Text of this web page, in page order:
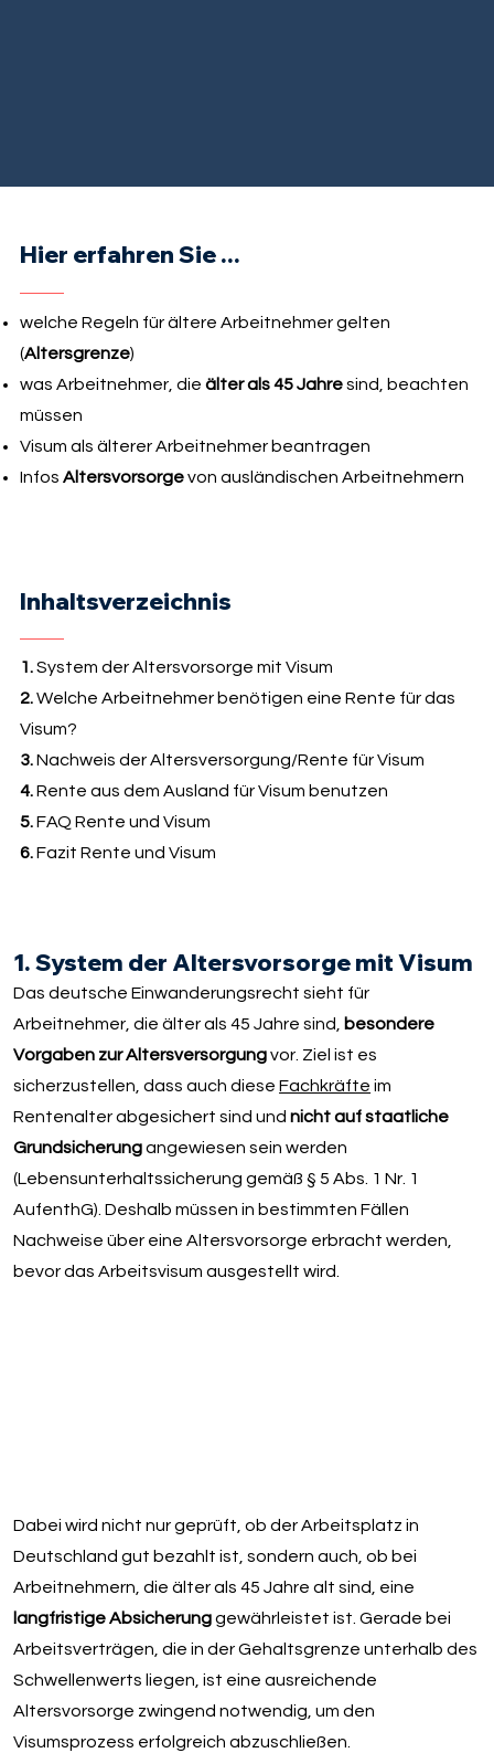
Hier erfahren Sie ...
welche Regeln für ältere Arbeitnehmer gelten
(Altersgrenze)
was Arbeitnehmer, die älter als 45 Jahresind, beachten
müssen
Visum als älterer Arbeitnehmer beantragen
Infos Altersvorsorgevon ausländischen Arbeitnehmern
Inhaltsverzeichnis
1.System der Altersvorsorge mit Visum
2.Welche Arbeitnehmer benötigen eine Rente für das
Visum?
3.Nachweis der Altersversorgung/Rente für Visum
4.Rente aus dem Ausland für Visum benutzen
5.FAQ Rente und Visum
6.Fazit Rente und Visum
1. System der Altersvorsorge mit Visum
Das deutsche Einwanderungsrecht sieht für
Arbeitnehmer, die älter als 45 Jahre sind,
besondere
Vorgaben zur Altersversorgungvor. Ziel ist es
sicherzustellen, dass auch dieseFachkräfte im
Rentenalter abgesichert sind undnicht auf staatliche
Grundsicherungangewiesen sein werden
(Lebensunterhaltssicherung gemäß § 5 Abs. 1 Nr. 1
AufenthG). Deshalb müssen in bestimmten Fällen
Nachweise über eine Altersvorsorge erbracht werden,
bevor das Arbeitsvisum ausgestellt wird.
Dabei wird nicht nur geprüft, ob der Arbeitsplatz in
Deutschland gut bezahlt ist, sondern auch, ob bei
Arbeitnehmern, die älter als 45 Jahre alt sind, eine
langfristige Absicherunggewährleistet ist. Gerade bei
Arbeitsverträgen, die in der Gehaltsgrenze unterhalb des
Schwellenwerts liegen, ist eine ausreichende
Altersvorsorge zwingend notwendig, um den
Visumsprozess erfolgreich abzuschließen.